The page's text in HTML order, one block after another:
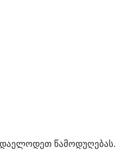
დაელოდეთ წამოდუღებას.